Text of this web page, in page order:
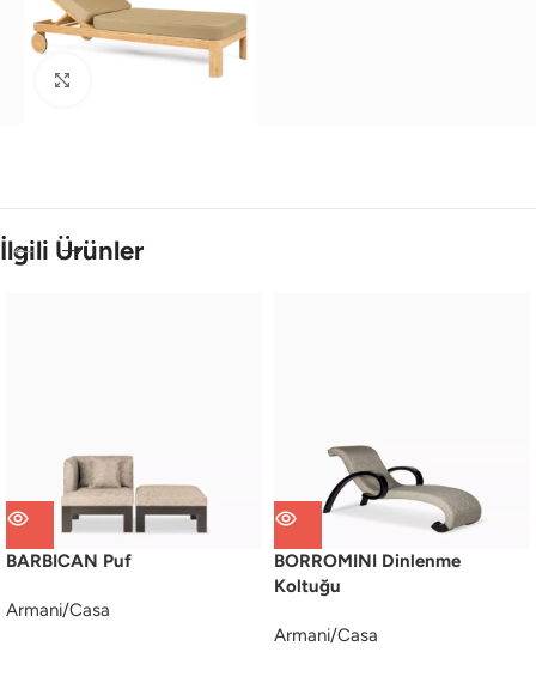
Büyütmek için tıklayın
İlgili Ürünler
BARBICAN Puf
Armani/Casa
BORROMINI Dinlenme
Koltuğu
Armani/Casa